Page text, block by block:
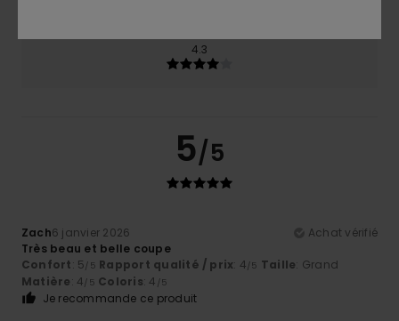
4.3
5/5
Zach6 janvier 2026
Achat vérifié
Très beau et belle coupe
Confort: 5/5 Rapport qualité / prix: 4/5 Taille: Grand
Matière: 4/5 Coloris: 4 /5
Je recommande ce produit